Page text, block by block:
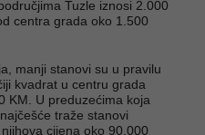
Tuzle iznosi 2.000
centra grada oko 1.500
manji stanovi su u pravilu
kvadrat u centru grada
KM. U preduzećima koja
traže stanovi
cijena oko 90.000